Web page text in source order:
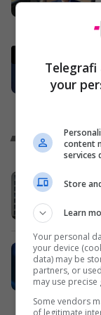
Promo
your
content
services
Store
Learn
Your personal
your device
data) may be
partners, or
may use
Some vendors
of legitimate